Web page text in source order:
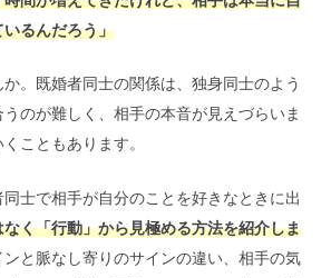
るんだろう」
。既婚者同士の関係は、独身同士のよう
のが難しく、相手の本音が見えづらいま
こともあります。
士で相手が自分のことを好きなときに出
なく「行動」から見極める方法を紹介しま
と脈なし寄りのサインの違い、相手の気